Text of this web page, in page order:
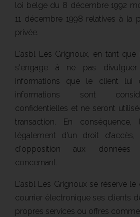
loi belge du 8 décembre 1992
11 décembre 1998 relatives à la
privée.
L'asbl Les Grignoux, en tant que
s'engage à ne pas
informations que le client lui
informations sont
confidentielles et ne seront
transaction. En
légalement d'un droit d'accès,
d'opposition aux données
concernant.
L'asbl Les Grignoux se réserve
courrier électronique ses clients
propres services ou offres